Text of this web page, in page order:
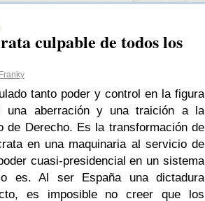
culpable de todos los
Franky
tanto poder y control en la figura
una aberración y una traición a la
de Derecho. Es la transformación de
en una maquinaria al servicio de
cuasi-presidencial en un sistema
es. Al ser España una dictadura
es imposible no creer que los